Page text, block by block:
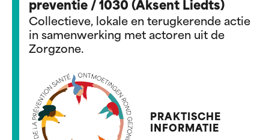
preventie / 1030 (Aksent Liedts)
Collectieve, lokale en terugkerende actie
in samenwerking met actoren uit de
Zorgzone.
PRAKTISCHE
INFORMATIE